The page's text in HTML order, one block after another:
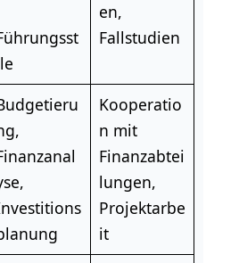
en,
Fallstudien
Kooperatio
n mit
Finanzabtei
lungen,
Projektarbe
it